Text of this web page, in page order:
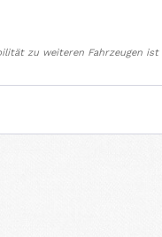
zu weiteren Fahrzeugen